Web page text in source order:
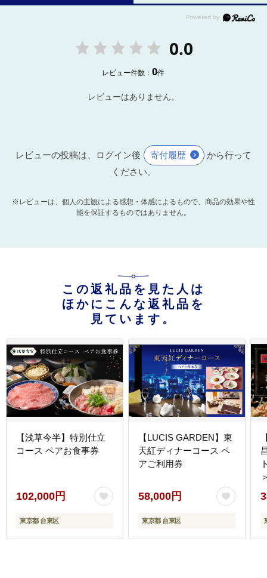
0.0
レビュー件数：0件
レビューはありません。
レビューの投稿は、ログイン後 寄付履歴
から行って
ください。
※レビューは、個人の主観による感想・体感によるもので、商品の効果や性
能を保証するものではありません。
この返礼品を見た人は
ほかにこんな返礼品を
見ています。
【浅草今半】特別仕立
コース ペアお食事券
102,000円
東京都 台東区
【LUCIS GARDEN】東
天紅ディナーコース ペ
アご利用券
58,000円
東京都 台東区